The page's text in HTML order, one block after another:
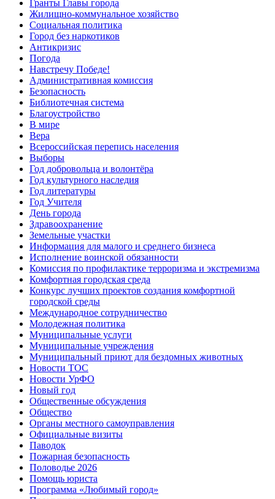
Гранты Главы города
Жилищно-коммунальное хозяйство
Социальная политика
Город без наркотиков
Антикризис
Погода
Навстречу Победе!
Административная комиссия
Безопасность
Библиотечная система
Благоустройство
В мире
Вера
Всероссийская перепись населения
Выборы
Год добровольца и волонтёра
Год культурного наследия
Год литературы
Год Учителя
День города
Здравоохранение
Земельные участки
Информация для малого и среднего бизнеса
Исполнение воинской обязанности
Комиссия по профилактике терроризма и экстремизма
Комфортная городская среда
Конкурс лучших проектов создания комфортной
городской среды
Международное сотрудничество
Молодежная политика
Муниципальные услуги
Муниципальные учреждения
Муниципальный приют для бездомных животных
Новости ТОС
Новости УрФО
Новый год
Общественные обсуждения
Общество
Органы местного самоуправления
Официальные визиты
Паводок
Пожарная безопасность
Половодье 2026
Помощь юриста
Программа «Любимый город»